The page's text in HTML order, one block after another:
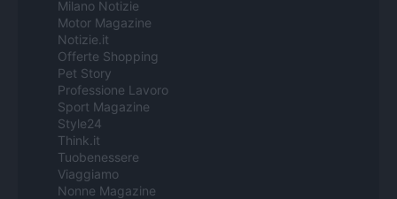
Milano Notizie
Motor Magazine
Notizie.it
Offerte Shopping
Pet Story
Professione Lavoro
Sport Magazine
Style24
Think.it
Tuobenessere
Viaggiamo
Nonne Magazine